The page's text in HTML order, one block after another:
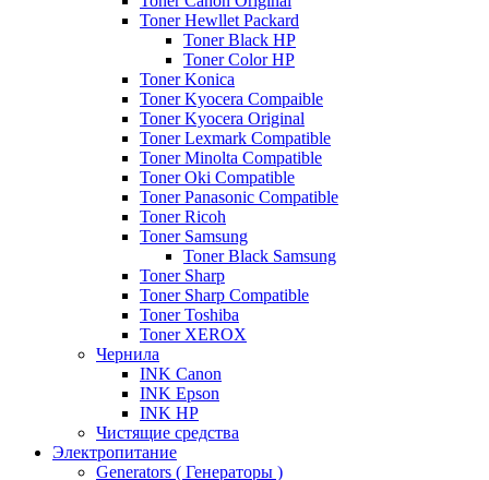
Toner Hewllet Packard
Toner Black HP
Toner Color HP
Toner Konica
Toner Kyocera Compaible
Toner Kyocera Original
Toner Lexmark Compatible
Toner Minolta Compatible
Toner Oki Compatible
Toner Panasonic Compatible
Toner Ricoh
Toner Samsung
Toner Black Samsung
Toner Sharp
Toner Sharp Compatible
Toner Toshiba
Toner XEROX
Чернила
INK Canon
INK Epson
INK HP
Чистящие средства
Электропитание
Generators ( Генераторы )